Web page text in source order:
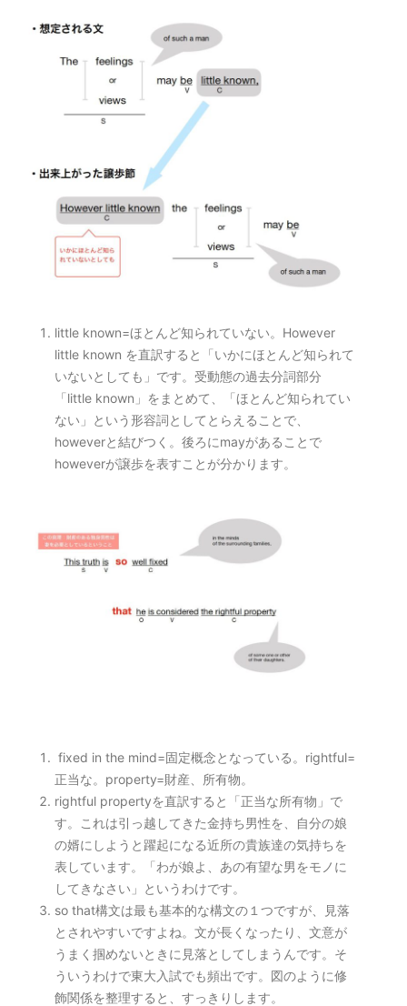
little known=ほとんど知られていない。However
little known を直訳すると「いかにほとんど知られて
いないとしても」です。受動態の過去分詞部分
「little known」をまとめて、「ほとんど知られてい
ない」という形容詞としてとらえることで、
howeverと結びつく。後ろにmayがあることで
howeverが譲歩を表すことが分かります。
fixed in the mind=固定概念となっている。rightful=
正当な。property=財産、所有物。
rightful propertyを直訳すると「正当な所有物」で
す。これは引っ越してきた金持ち男性を、自分の娘
の婿にしようと躍起になる近所の貴族達の気持ちを
表しています。「わが娘よ、あの有望な男をモノに
してきなさい」というわけです。
so that構文は最も基本的な構文の１つですが、見落
とされやすいですよね。文が長くなったり、文意が
うまく掴めないときに見落としてしまうんです。そ
ういうわけで東大入試でも頻出です。図のように修
飾関係を整理すると、すっきりします。